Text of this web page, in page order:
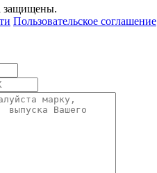
защищены.
Пользовательское соглашение